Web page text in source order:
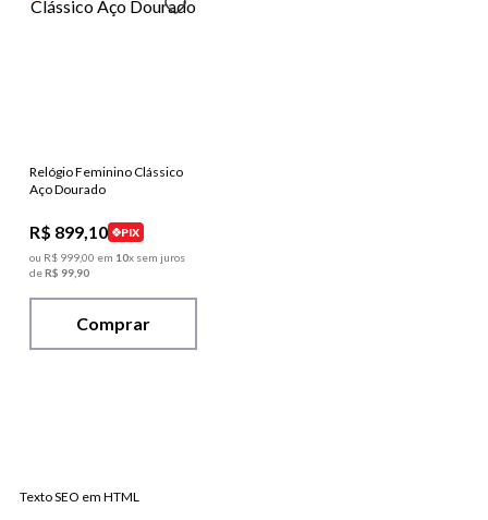
Relógio Feminino Clássico
Aço Dourado
R$ 899,10
PIX
ou R$ 99900 em 10x sem juros
deR$ 99 90
Comprar
Texto SEO em HTML